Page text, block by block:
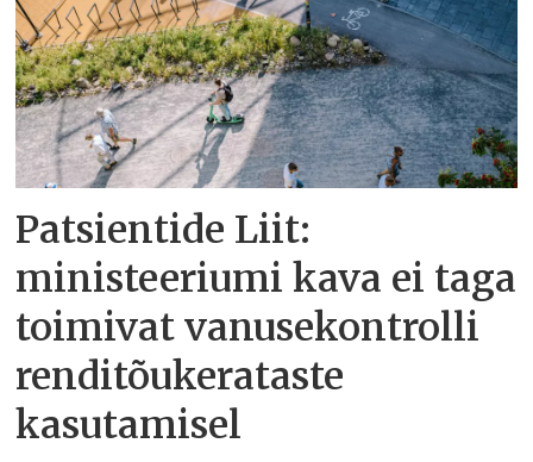
Patsientide Liit:
ministeeriumi kava ei taga
toimivat vanusekontrolli
renditõukerataste
kasutamisel